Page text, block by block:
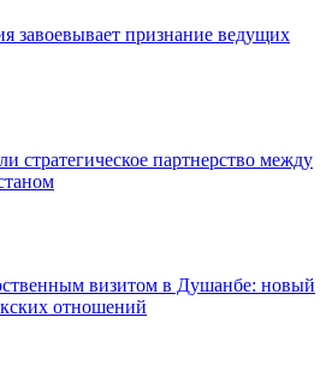
завоевывает признание ведущих
стратегическое партнерство между
визитом в Душанбе: новый
отношений